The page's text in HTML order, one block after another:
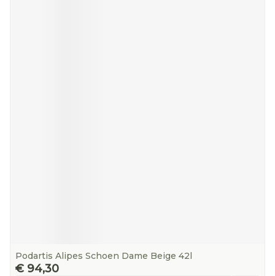
Podartis Alipes Schoen Dame Beige 42l
€ 94,30